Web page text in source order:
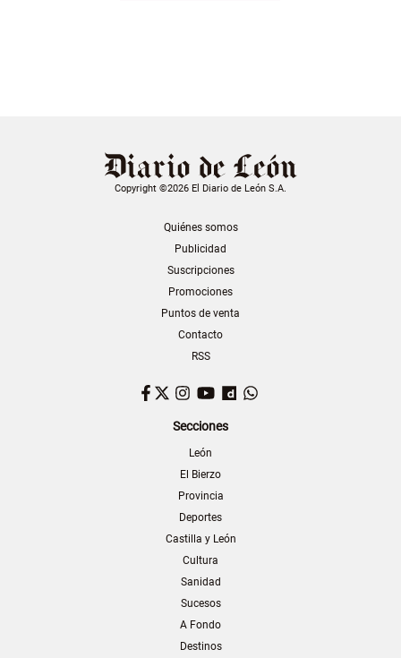
Copyright ©2026 El Diario de León S.A.
Quiénes somos
Publicidad
Suscripciones
Promociones
Puntos de venta
Contacto
RSS
Facebook
TwitterInstagram
YouTubeDailymotion
Secciones
León
El Bierzo
Provincia
Deportes
Castilla y León
Cultura
Sanidad
Sucesos
A Fondo
Destinos